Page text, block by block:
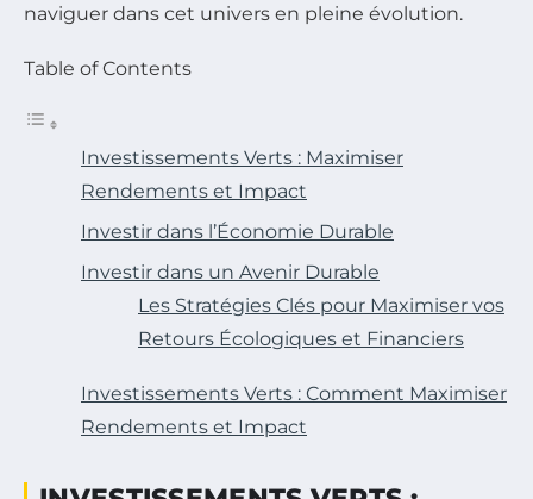
naviguer dans cet univers en pleine évolution.
Table of Contents
Investissements Verts : Maximiser
Rendements et Impact
Investir dans l’Économie Durable
Investir dans un Avenir Durable
Les Stratégies Clés pour Maximiser vos
Retours Écologiques et Financiers
Investissements Verts : Comment Maximiser
Rendements et Impact